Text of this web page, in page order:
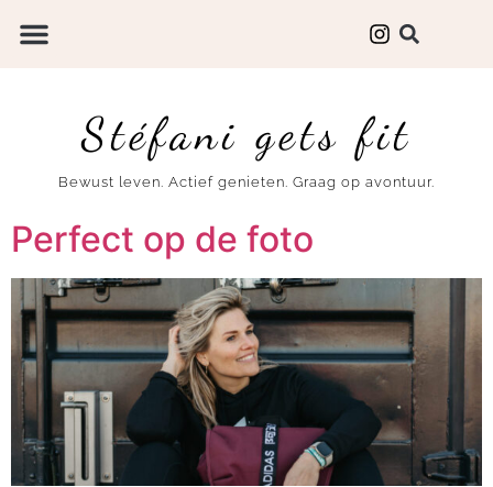
Stéfani gets fit
Bewust leven. Actief genieten. Graag op avontuur.
Perfect op de foto